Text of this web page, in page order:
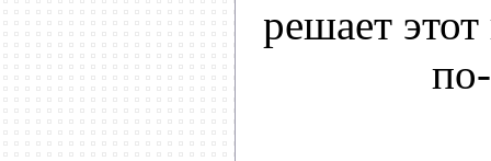
решает